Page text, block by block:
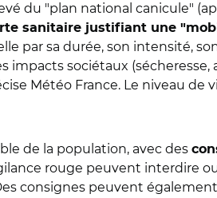
du "plan national canicule"
sanitaire justifiant une
par sa durée, son intensité,
sociétaux
Météo France. Le niveau de
de la population, avec des
rouge peuvent interdire
consignes peuvent